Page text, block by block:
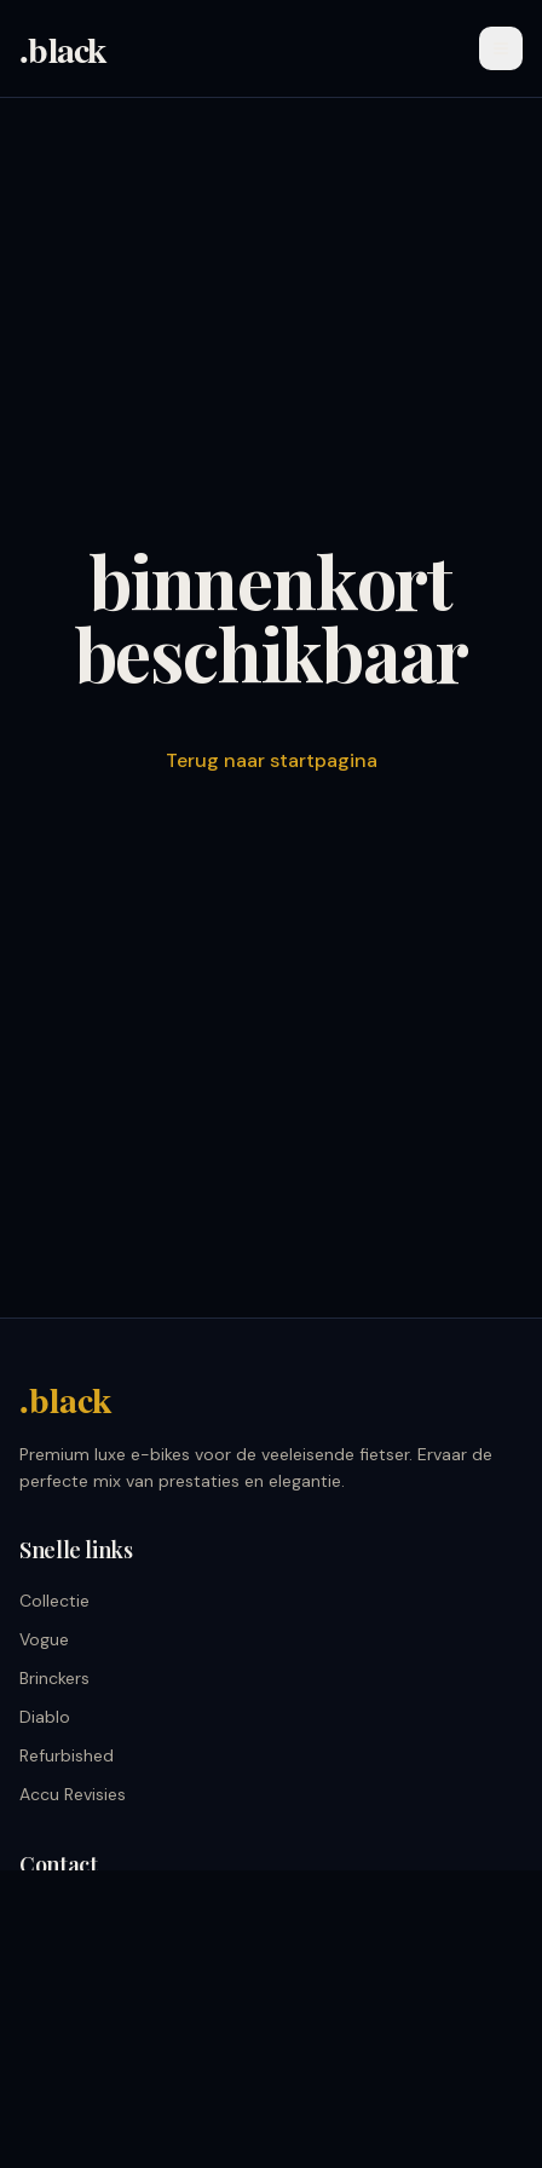
.black
binnenkort
beschikbaar
Terug naar startpagina
.black
Premium luxe e-bikes voor de veeleisende fietser. Ervaar de
perfecte mix van prestaties en elegantie.
Snelle links
Collectie
Vogue
Brinckers
Diablo
Refurbished
Accu Revisies
Contact